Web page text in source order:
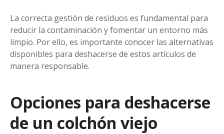
La correcta gestión de residuos es fundamental para
reducir la contaminación y fomentar un entorno más
limpio. Por ello, es importante conocer las alternativas
disponibles para deshacerse de estos artículos de
manera responsable.
Opciones para deshacerse
de un colchón viejo